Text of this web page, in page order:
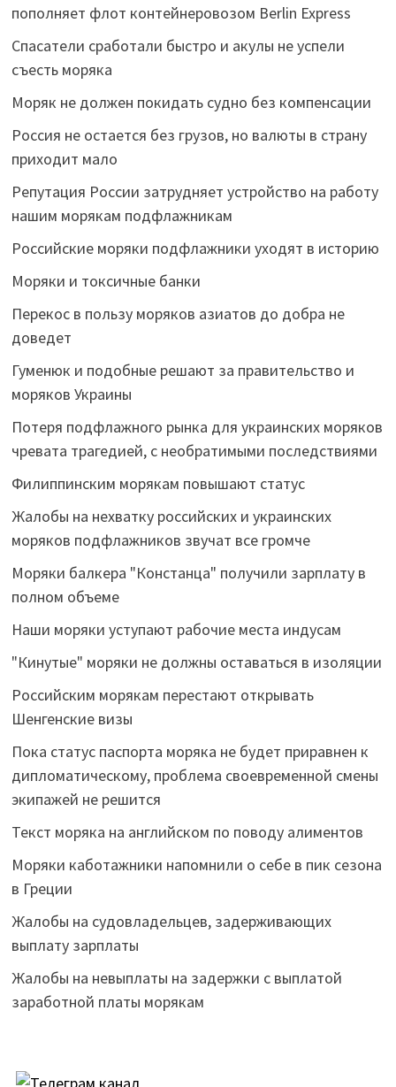
пополняет флот контейнеровозом Berlin Express
Спасатели сработали быстро и акулы не успели
съесть моряка
Моряк не должен покидать судно без компенсации
Россия не остается без грузов, но валюты в страну
приходит мало
Репутация России затрудняет устройство на работу
нашим морякам подфлажникам
Российские моряки подфлажники уходят в историю
Моряки и токсичные банки
Перекос в пользу моряков азиатов до добра не
доведет
Гуменюк и подобные решают за правительство и
моряков Украины
Потеря подфлажного рынка для украинских моряков
чревата трагедией, с необратимыми последствиями
Филиппинским морякам повышают статус
Жалобы на нехватку российских и украинских
моряков подфлажников звучат все громче
Моряки балкера "Констанца" получили зарплату в
полном объеме
Наши моряки уступают рабочие места индусам
"Кинутые" моряки не должны оставаться в изоляции
Российским морякам перестают открывать
Шенгенские визы
Пока статус паспорта моряка не будет приравнен к
дипломатическому, проблема своевременной смены
экипажей не решится
Текст моряка на английском по поводу алиментов
Моряки каботажники напомнили о себе в пик сезона
в Греции
Жалобы на судовладельцев, задерживающих
выплату зарплаты
Жалобы на невыплаты на задержки с выплатой
заработной платы морякам